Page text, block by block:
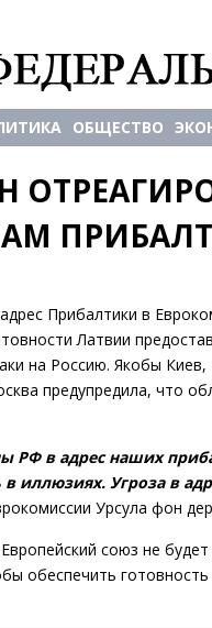
ОБЩЕСТВО
Прибалтики в
Латвии
на Россию. Якобы
предупредила, что
РФ в адрес наших
иллюзиях. Угроза в
Урсула фон
союз не
обеспечить